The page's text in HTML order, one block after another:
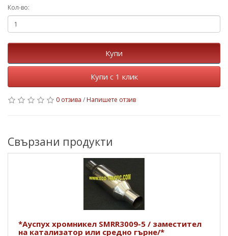
Кол-во:
Купи
Купи с 1 клик
0 отзива / Напишете отзив
Свързани продукти
*Ауспух хромникел SMRR3009-5 / заместител
на катализатор или средно гърне/*